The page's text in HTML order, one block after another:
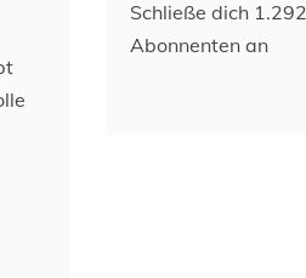
Schließe dich
Abonnenten an